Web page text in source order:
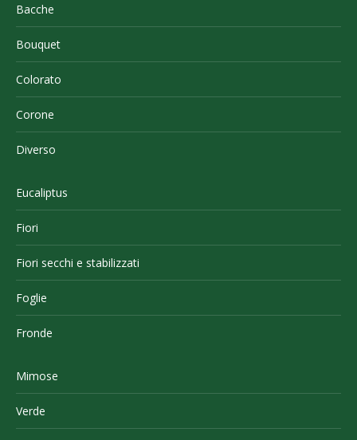
Bacche
Bouquet
Colorato
Corone
Diverso
Eucaliptus
Fiori
Fiori secchi e stabilizzati
Foglie
Fronde
Mimose
Verde